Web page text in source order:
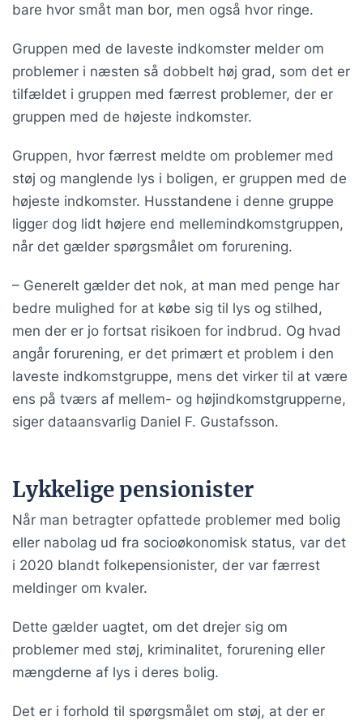
bare hvor småt man bor, men også hvor ringe.
Gruppen med de laveste indkomster melder om
problemer i næsten så dobbelt høj grad, som det er
tilfældet i gruppen med færrest problemer, der er
gruppen med de højeste indkomster.
Gruppen, hvor færrest meldte om problemer med
støj og manglende lys i boligen, er gruppen med de
højeste indkomster. Husstandene i denne gruppe
ligger dog lidt højere end mellemindkomstgruppen,
når det gælder spørgsmålet om forurening.
– Generelt gælder det nok, at man med penge har
bedre mulighed for at købe sig til lys og stilhed,
men der er jo fortsat risikoen for indbrud. Og hvad
angår forurening, er det primært et problem i den
laveste indkomstgruppe, mens det virker til at være
ens på tværs af mellem- og højindkomstgrupperne,
siger dataansvarlig Daniel F. Gustafsson.
Lykkelige pensionister
Når man betragter opfattede problemer med bolig
eller nabolag ud fra socioøkonomisk status, var det
i 2020 blandt folkepensionister, der var færrest
meldinger om kvaler.
Dette gælder uagtet, om det drejer sig om
problemer med støj, kriminalitet, forurening eller
mængderne af lys i deres bolig.
Det er i forhold til spørgsmålet om støj, at der er